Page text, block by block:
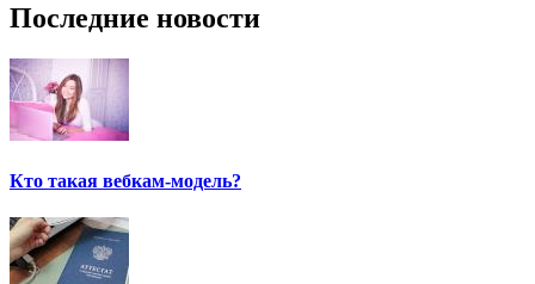
Последние новости
Кто такая вебкам-модель?